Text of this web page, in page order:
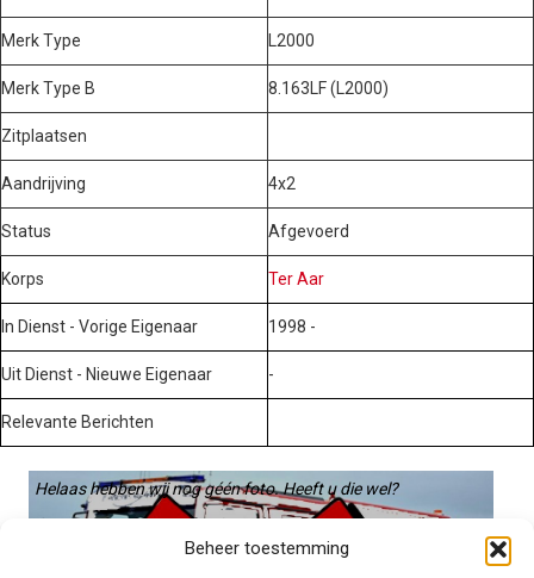
Beheer toestemming
Merk Type L2000
Merk Type B 8.163LF (L2000)
Zitplaatsen
Aandrijving 4x2
Status Afgevoerd
Korps Ter Aar
In Dienst - Vorige Eigenaar 1998 -
Uit Dienst - Nieuwe Eigenaar -
Relevante Berichten
Helaas hebben wij nog géén foto. Heeft u die wel?
Graag gebruiken we die. Stuur hem op naar:
voertuigen@hulpverleningsdiensten.nl